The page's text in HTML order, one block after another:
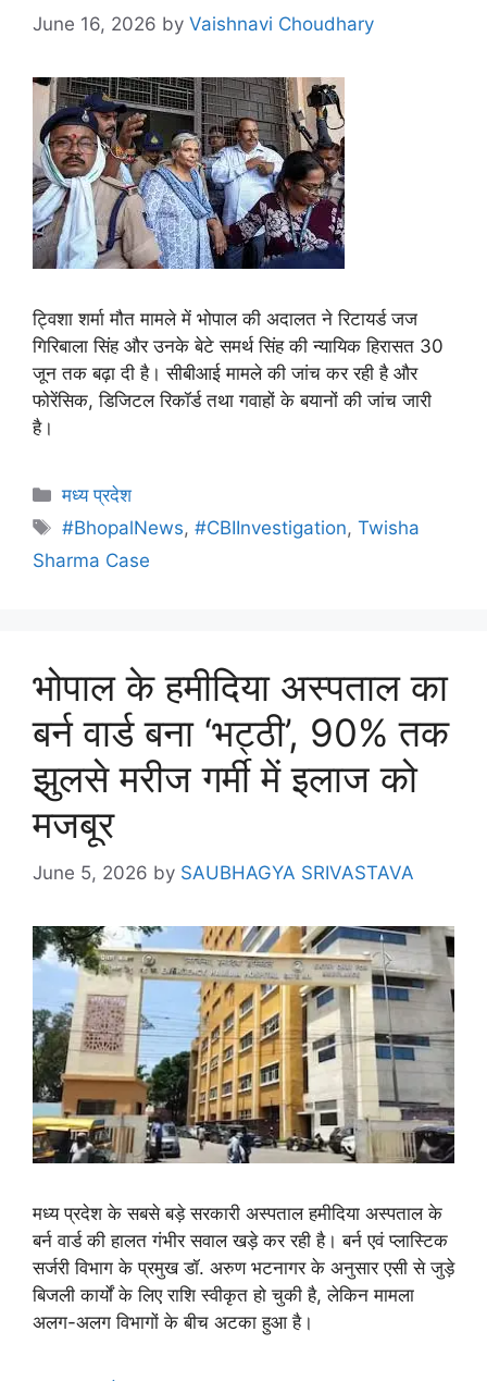
June 16, 2026 by Vaishnavi Choudhary
ट्विशा शर्मा मौत मामले में भोपाल की अदालत ने रिटायर्ड जज
गिरिबाला सिंह और उनके बेटे समर्थ सिंह की न्यायिक हिरासत 30
जून तक बढ़ा दी है। सीबीआई मामले की जांच कर रही है और
फोरेंसिक, डिजिटल रिकॉर्ड तथा गवाहों के बयानों की जांच जारी
है।
मध्य प्रदेश
#BhopalNews,#CBIInvestigation,Twisha
Sharma Case
भोपाल के हमीदिया अस्पताल का
बर्न वार्ड बना ‘भट्ठी’, 90% तक
झुलसे मरीज गर्मी में इलाज को
मजबूर
June 5, 2026 by SAUBHAGYA SRIVASTAVA
मध्य प्रदेश के सबसे बड़े सरकारी अस्पताल हमीदिया अस्पताल के
बर्न वार्ड की हालत गंभीर सवाल खड़े कर रही है। बर्न एवं प्लास्टिक
सर्जरी विभाग के प्रमुख डॉ. अरुण भटनागर के अनुसार एसी से जुड़े
बिजली कार्यों के लिए राशि स्वीकृत हो चुकी है, लेकिन मामला
अलग-अलग विभागों के बीच अटका हुआ है।